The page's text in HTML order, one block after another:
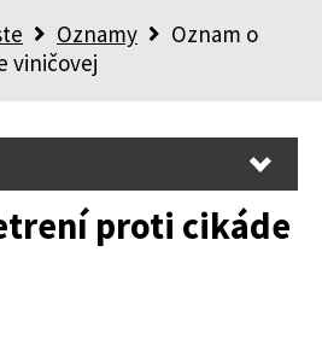
Oznamy
Oznam o
viničovej
proti cikáde